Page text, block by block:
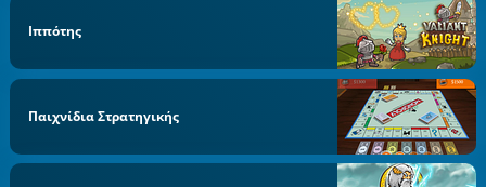
Ιππότης
Παιχνίδια Στρατηγικής